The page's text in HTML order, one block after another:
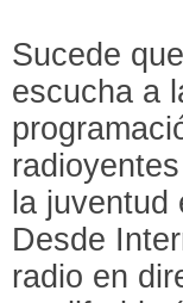
Sucede
escucha a
la juventud
Desde
radio en